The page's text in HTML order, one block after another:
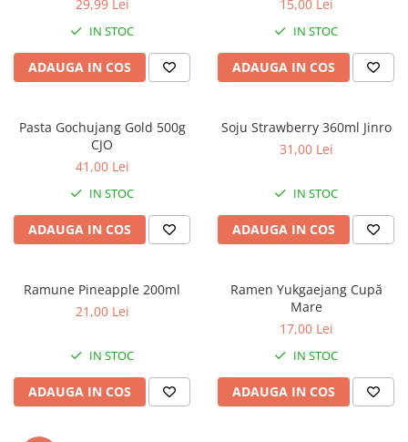
29,99 Lei
IN STOC
ADAUGA IN COS
15,00 Lei
IN STOC
ADAUGA IN COS
Pasta Gochujang Gold 500g
CJO
41,00 Lei
IN STOC
ADAUGA IN COS
Soju Strawberry 360ml Jinro
31,00 Lei
IN STOC
ADAUGA IN COS
Ramune Pineapple 200ml
21,00 Lei
IN STOC
ADAUGA IN COS
Ramen Yukgaejang Cupă
Mare
17,00 Lei
IN STOC
ADAUGA IN COS